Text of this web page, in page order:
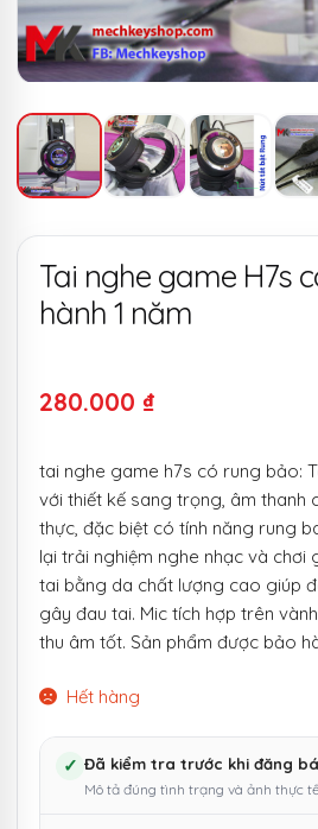
Tai nghe game H7s
hành 1 năm
280.000 ₫
tai nghe game h7s có rung bảo:
với thiết kế sang trọng, âm thanh
thực, đặc biệt có tính năng rung
lại trải nghiệm nghe nhạc và chơi
tai bằng da chất lượng cao giúp
gây đau tai. Mic tích hợp trên
thu âm tốt. Sản phẩm được bảo
Hết hàng
✓ Đã kiểm tra trước khi đăng
Mô tả đúng tình trạng và ảnh thực